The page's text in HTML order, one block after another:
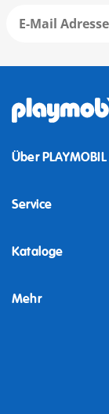
Über PLAYMOBIL
Service
Kataloge
Mehr